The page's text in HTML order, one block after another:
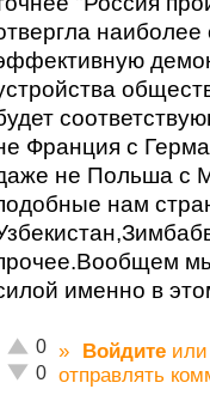
Франция с
не Польша с
нам
именно в
Отлично!
0
Неадекватно!
0
» Войдите
отправлять